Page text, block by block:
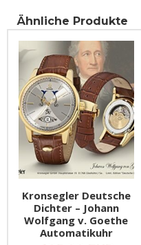
Ähnliche Produkte
Kronsegler Deutsche
Dichter – Johann
Wolfgang v. Goethe
Automatikuhr